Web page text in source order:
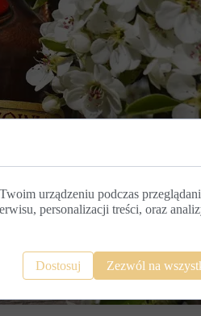
urządzeniu podczas
personalizacji treści, oraz
Dostosuj Zezwól na